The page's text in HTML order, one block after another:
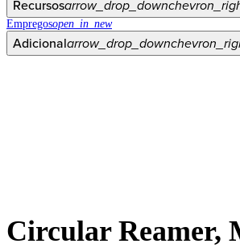
Recursosarrow_drop_down
Empregosopen_in_new
Adicionalarrow_drop_down
Circular Reamer,